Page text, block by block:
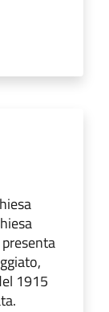
1915